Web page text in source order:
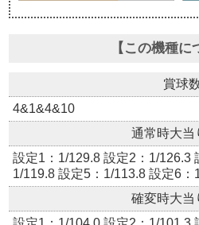
【この機種に
賞球
4&1&4&10
通常時大当
設定1：1/129.8 設定2：1/126.3
1/119.8 設定5：1/113.8 設定6：
確変時大当